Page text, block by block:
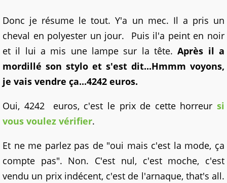
Donc je résume le tout. Y'a un mec. Il a pris un
cheval en polyester un jour. Puis il'a peint en noir
et il lui a mis une lampe sur la tête.Après il a
mordillé son stylo et s'est dit...Hmmm voyons,
je vais vendre ça...4242 euros.
Oui, 4242 euros, c'est le prix de cette horreur si
vous voulez vérifier.
Et ne me parlez pas de "oui mais c'est la mode, ça
compte pas". Non. C'est nul, c'est moche, c'est
vendu un prix indécent, c'est de l'arnaque, that's all.